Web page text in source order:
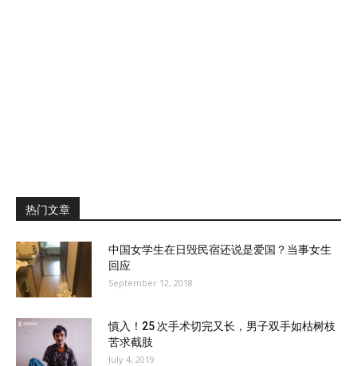
热门文章
中国女学生在日毁民宿还说是爱国？当事女生
回应
September 12, 2018
慎入！25 次手术切完又长，男子双手如枯树枝
苦求截肢
July 4, 2019